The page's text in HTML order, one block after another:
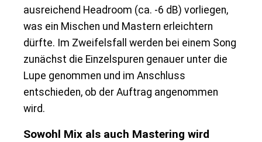
ausreichend Headroom (ca. -6 dB) vorliegen,
was ein Mischen und Mastern erleichtern
dürfte. Im Zweifelsfall werden bei einem Song
zunächst die Einzelspuren genauer unter die
Lupe genommen und im Anschluss
entschieden, ob der Auftrag angenommen
wird.
Sowohl Mix als auch Mastering wird